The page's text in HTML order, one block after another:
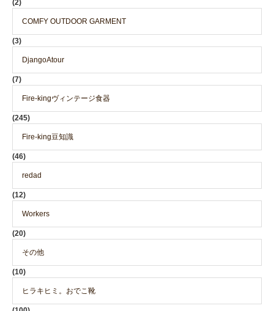
(2)
COMFY OUTDOOR GARMENT
(3)
DjangoAtour
(7)
Fire-kingヴィンテージ食器
(245)
Fire-king豆知識
(46)
redad
(12)
Workers
(20)
その他
(10)
ヒラキヒミ。おでこ靴